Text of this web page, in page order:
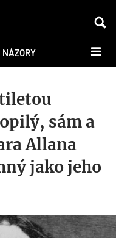
NÁZORY DALŠÍ
sám a
Allana
jako jeho